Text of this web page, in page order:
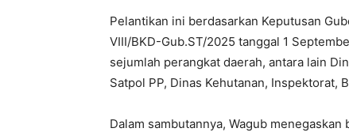
Pelantikan ini berdasarkan Keputusan
VIII/BKD-Gub.ST/2025 tanggal 1
sejumlah perangkat daerah, antara lain
Satpol PP, Dinas Kehutanan, Inspektorat,
Dalam sambutannya, Wagub